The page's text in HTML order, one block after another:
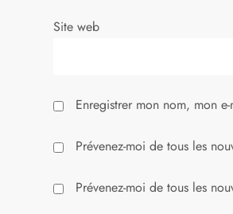
t
c
l
e
Site web
Enregistrer mon nom, mon
Prévenez-moi de tous les
Prévenez-moi de tous les